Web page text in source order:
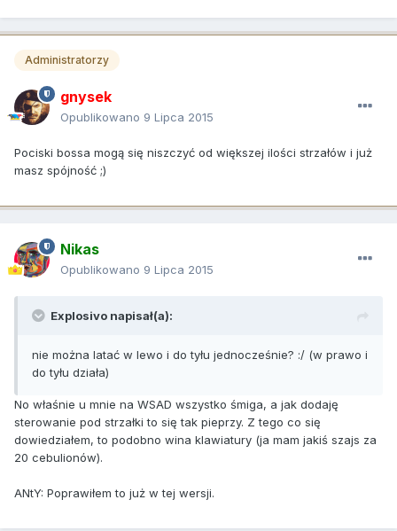
Administratorzy
gnysek
Opublikowano 9 Lipca 2015
Pociski bossa mogą się niszczyć od większej ilości strzałów i już
masz spójność ;)
Nikas
Opublikowano 9 Lipca 2015
Explosivo napisał(a):
nie można latać w lewo i do tyłu jednocześnie? :/ (w prawo i
do tyłu działa)
No właśnie u mnie na WSAD wszystko śmiga, a jak dodaję
sterowanie pod strzałki to się tak pieprzy. Z tego co się
dowiedziałem, to podobno wina klawiatury (ja mam jakiś szajs za
20 cebulionów).
ANtY: Poprawiłem to już w tej wersji.